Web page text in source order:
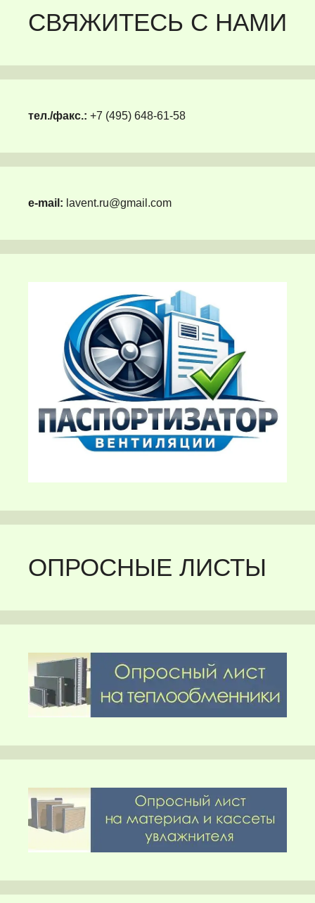
СВЯЖИТЕСЬ С НАМИ
тел./факс.: +7 (495) 648-61-58
e-mail: lavent.ru@gmail.com
ОПРОСНЫЕ ЛИСТЫ